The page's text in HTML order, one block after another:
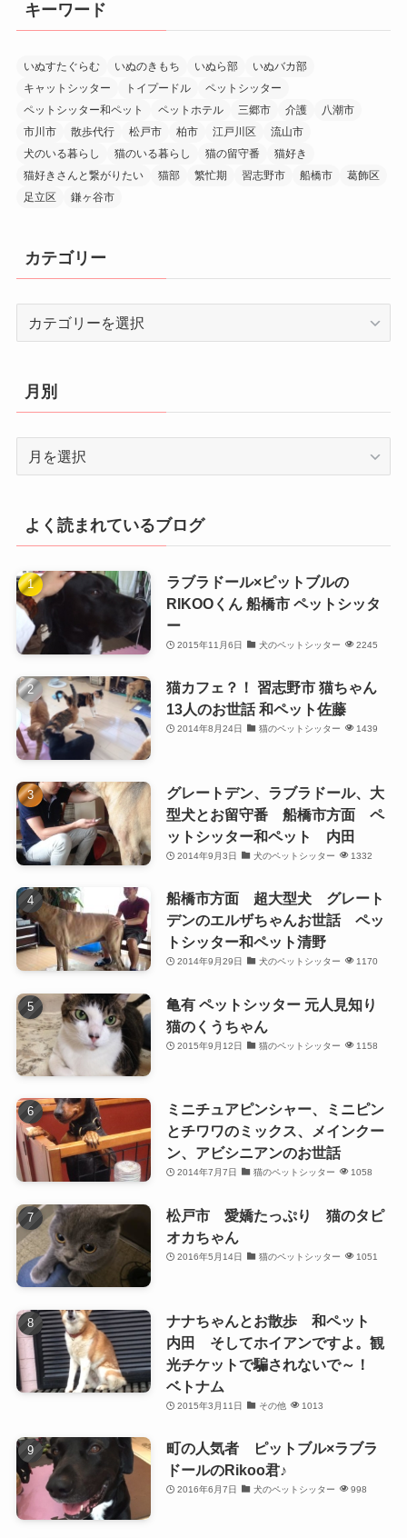
キーワード
いぬすたぐらむ いぬのきもち いぬら部
いぬバカ部
キャットシッター
トイプードル
ペットシッター
ペットシッター和ペット
ペットホテル 三郷市 介護
八潮市
市川市
散歩代行 松戸市 柏市 江戸川区
流山市
犬のいる暮らし
猫のいる暮らし 猫の留守番
猫好き
猫好きさんと繋がりたい
猫部 繁忙期 習志野市 船橋市
葛飾区
足立区
鎌ヶ谷市
カテゴリー
リ
ー
月別
よく読まれているブログ
ラブラドール×ピットブルの
RIKOOくん 船橋市 ペットシッタ
ー
2015年11月6日 犬のペットシッター 2245
猫カフェ？！ 習志野市 猫ちゃん
13人のお世話 和ペット佐藤
2014年8月24日 猫のペットシッター 1439
グレートデン、ラブラドール、大
型犬とお留守番 船橋市方面 ペ
ットシッター和ペット 内田
2014年9月3日 犬のペットシッター 1332
船橋市方面 超大型犬 グレート
デンのエルザちゃんお世話 ペッ
トシッター和ペット清野
2014年9月29日 犬のペットシッター 1170
亀有 ペットシッター 元人見知り
猫のくうちゃん
2015年9月12日 猫のペットシッター 1158
ミニチュアピンシャー、ミニピン
とチワワのミックス、メインクー
ン、アビシニアンのお世話
2014年7月7日 猫のペットシッター 1058
松戸市 愛嬌たっぷり 猫のタピ
オカちゃん
2016年5月14日 猫のペットシッター 1051
ナナちゃんとお散歩 和ペット
内田 そしてホイアンですよ。観
光チケットで騙されないで～！
ベトナム
2015年3月11日 その他 1013
町の人気者 ピットブル×ラブラ
ドールのRikoo君♪
2016年6月7日 犬のペットシッター 998